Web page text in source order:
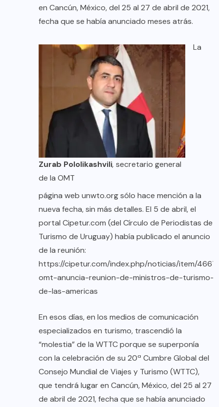
en Cancún, México, del 25 al 27 de abril de 2021,
fecha que se había anunciado meses atrás.
Zurab Pololikashvili, secretario general
de la OMT
La
página web unwto.org sólo hace mención a la
nueva fecha, sin más detalles. El 5 de abril, el
portal Cipetur.com (del Círculo de Periodistas de
Turismo de Uruguay) había publicado el anuncio
de la reunión:
https://cipetur.com/index.php/noticias/item/
omt-anuncia-reunion-de-ministros-de-turismo-
de-las-americas
En esos días, en los medios de comunicación
especializados en turismo, trascendió la
“molestia” de la WTTC porque se superponía
con la celebración de su 20ª Cumbre Global del
Consejo Mundial de Viajes y Turismo (WTTC),
que tendrá lugar en Cancún, México, del 25 al 27
de abril de 2021, fecha que se había anunciado